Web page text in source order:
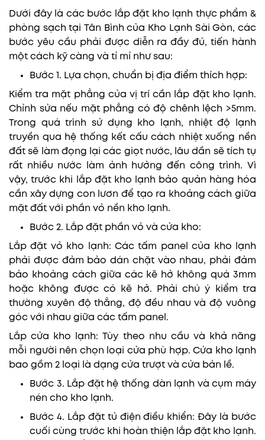
Dưới đây là các bước lắp đặt kho lạnh thực phẩm &
phòng sạch tại Tân Bình của Kho Lạnh Sài Gòn, các
bước yêu cầu phải được diễn ra đầy đủ, tiến hành
một cách kỹ càng và tỉ mỉ như sau:
Bước 1. Lựa chọn, chuẩn bị địa điểm thích hợp:
Kiểm tra mặt phẳng của vị trí cần lắp đặt kho lạnh.
Chỉnh sửa nếu mặt phẳng có độ chênh lệch >5mm.
Trong quá trình sử dụng kho lạnh, nhiệt độ lạnh
truyền qua hệ thống kết cấu cách nhiệt xuống nền
đất sẽ làm đọng lại các giọt nước, lâu dần sẽ tích tụ
rất nhiều nước làm ảnh hưởng đến công trình. Vì
vậy, trước khi lắp đặt kho lạnh bảo quản hàng hóa
cần xây dựng con lươn để tạo ra khoảng cách giữa
mặt đất với phần vỏ nền kho lạnh.
Bước 2. Lắp đặt phần vỏ và cửa kho:
Lắp đặt vỏ kho lạnh: Các tấm panel của kho lạnh
phải được đảm bảo dán chặt vào nhau, phải đảm
bảo khoảng cách giữa các kẽ hở không quá 3mm
hoặc không được có kẽ hở. Phải chú ý kiểm tra
thường xuyên độ thẳng, độ đều nhau và độ vuông
góc với nhau giữa các tấm panel.
Lắp cửa kho lạnh: Tùy theo nhu cầu và khả năng
mỗi người nên chọn loại cửa phù hợp. Cửa kho lạnh
bao gồm 2 loại là dạng cửa trượt và cửa bản lề.
Bước 3. Lắp đặt hệ thống dàn lạnh và cụm máy
nén cho kho lạnh.
Bước 4. Lắp đặt tủ điện điều khiển: Đây là bước
cuối cùng trước khi hoàn thiện lắp đặt kho lạnh.